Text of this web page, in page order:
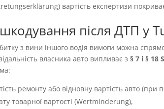
вартість експертизи
після ДТП
з вини іншого водія вимоги можна
власника авто випливає з§ 7 і § 18
ремонту або відновну вартість авто (при
товарної вартості (Wertminderung),